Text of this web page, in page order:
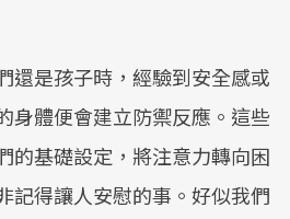
還是孩子時，經驗到安全感或
身體便會建立防禦反應。這些
的基礎設定，將注意力轉向困
記得讓人安慰的事。好似我們